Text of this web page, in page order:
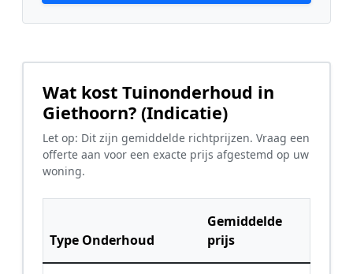
Wat kost Tuinonderhoud in
Giethoorn? (Indicatie)
Let op: Dit zijn gemiddelde richtprijzen. Vraag een
offerte aan voor een exacte prijs afgestemd op uw
woning.
Type Onderhoud
Gemiddelde
prijs